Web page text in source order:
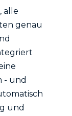
alle
genau
- und
und